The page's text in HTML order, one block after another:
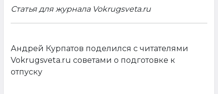
Статья для журнала Vokrugsveta.ru
Андрей Курпатов поделился с читателями
Vokrugsveta.ru советами о подготовке к
отпуску